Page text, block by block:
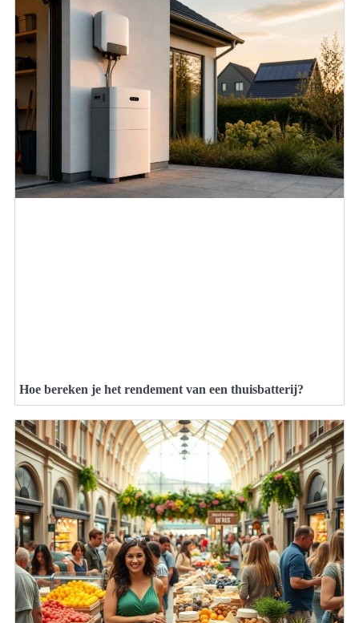
Hoe bereken je het rendement van een thuisbatterij?